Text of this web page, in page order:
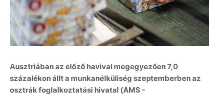
Ausztriában az előző havival megegyezően 7,0
százalékon állt a munkanélküliség szeptemberben az
osztrák foglalkoztatási hivatal (AMS -